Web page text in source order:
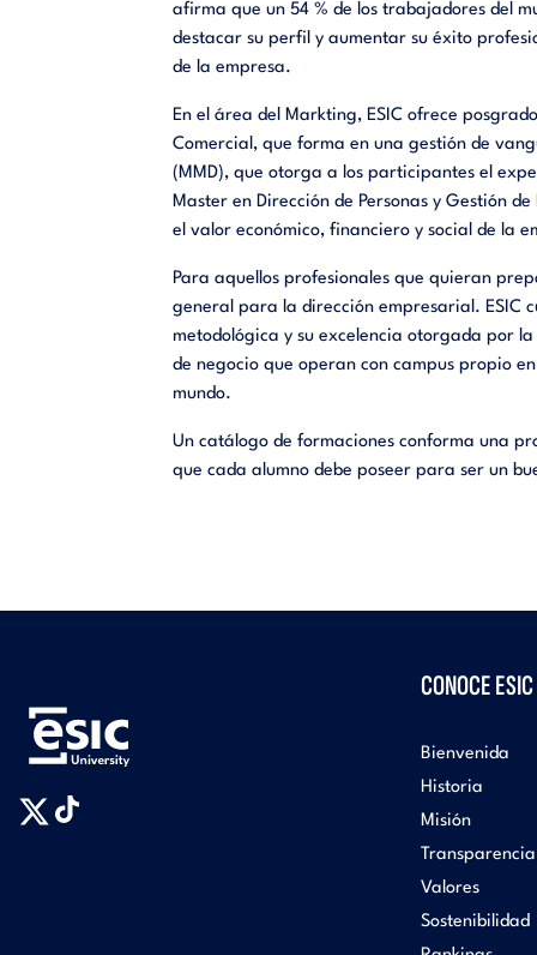
afirma que un 54 % de los trabajadores del
destacar su perfil y aumentar su éxito
de la empresa.
En el área del Markting, ESIC ofrece
Comercial, que forma en una gestión de
(MMD), que otorga a los participantes el
Master en Dirección de Personas y Gestión
el valor económico, financiero y social de la
Para aquellos profesionales que quieran
general para la dirección empresarial. ESIC
metodológica y su excelencia otorgada por
de negocio que operan con campus propio
mundo.
Un catálogo de formaciones conforma una
que cada alumno debe poseer para ser un
CONOCE ESIC
Bienvenida
Historia
Misión
Transparencia
Valores
Sostenibilidad